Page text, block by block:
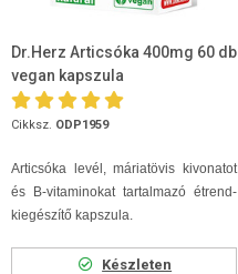
Dr.Herz Articsóka 400mg 60 db
vegan kapszula
Cikksz. ODP1959
Articsóka levél, máriatövis kivonatot
és B-vitaminokat tartalmazó étrend-
kiegészítő kapszula.
Készleten